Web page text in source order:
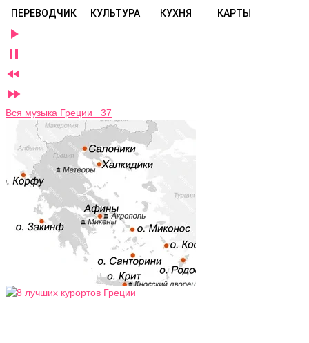
ПЕРЕВОДЧИК КУЛЬТУРА КУХНЯ КАРТЫ




Вся музыка Греции 37